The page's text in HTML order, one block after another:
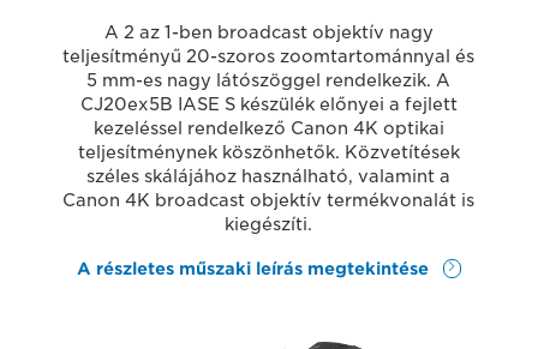
A 2 az 1-ben broadcast objektív nagy
teljesítményű 20-szoros zoomtartománnyal és
5 mm-es nagy látószöggel rendelkezik. A
CJ20ex5B IASE S készülék előnyei a fejlett
kezeléssel rendelkező Canon 4K optikai
teljesítménynek köszönhetők. Közvetítések
széles skálájához használható, valamint a
Canon 4K broadcast objektív termékvonalát is
kiegészíti.
A részletes műszaki leírás megtekintése